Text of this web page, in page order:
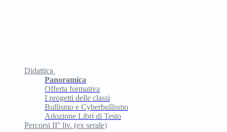
Didattica
Panoramica
Offerta formativa
I progetti delle classi
Bullismo e Cyberbullismo
Adozione Libri di Testo
Percorsi II° liv. (ex serale)